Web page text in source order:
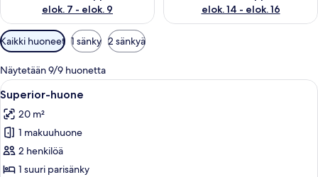
elok. 7 - elok. 9
elok. 14 - elok. 16
Huoneille
saatavilla
olevia
suodattimia
Kaikki huoneet 1 sänky 2 sänkyä
Näytetään 9/9 huonetta
Avaa
kaikki
huonetyypin
Superior-
huone
kuvat
Moderni makuuhuone, jossa on
7
Superior-huone
20 m²
1 makuuhuone
2 henkilöä
1 suuri parisänky